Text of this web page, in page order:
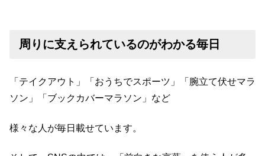
周りに支えられているのがわかる毎日
「テイクアウト」「おうちでスポーツ」「腕立て伏せマラ
ソン」「ブックカバーマラソン」など
様々な人が毎日載せています。